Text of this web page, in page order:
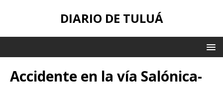
DIARIO DE TULUÁ
Accidente en la vía Salónica-